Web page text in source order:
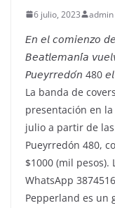
6 julio, 2023 admin
𝘌𝘯 𝘦𝘭 𝘤𝘰𝘮𝘪𝘦𝘯𝘻𝘰
𝘉𝘦𝘢𝘵𝘭𝘦𝘮𝘢𝘯𝘪́𝘢
𝘗𝘶𝘦𝘺𝘳𝘳𝘦𝘥𝘰́𝘯 480
La banda de
presentación en
julio a partir de
Pueyrredón 480,
$1000 (mil
WhatsApp
Pepperland es un